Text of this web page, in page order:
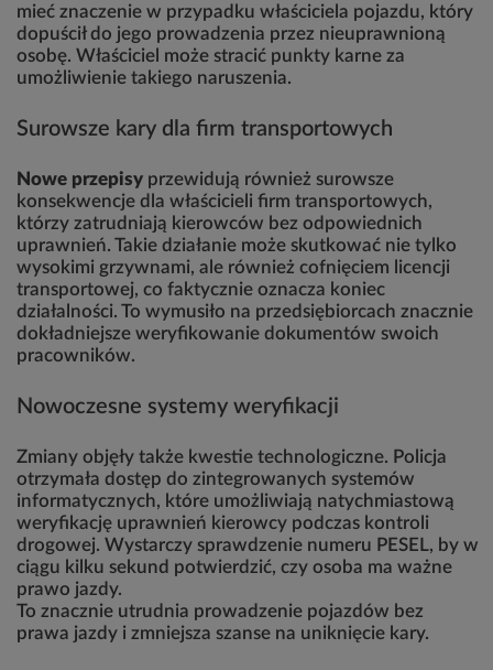
mieć znaczenie w przypadku właściciela pojazdu, który
dopuścił do jego prowadzenia przez nieuprawnioną
osobę. Właściciel może stracić punkty karne za
umożliwienie takiego naruszenia.
Surowsze kary dla firm transportowych
Nowe przepisy przewidują również surowsze
konsekwencje dla właścicieli firm transportowych,
którzy zatrudniają kierowców bez odpowiednich
uprawnień. Takie działanie może skutkować nie tylko
wysokimi grzywnami, ale również cofnięciem licencji
transportowej, co faktycznie oznacza koniec
działalności. To wymusiło na przedsiębiorcach znacznie
dokładniejsze weryfikowanie dokumentów swoich
pracowników.
Nowoczesne systemy weryfikacji
Zmiany objęły także kwestie technologiczne. Policja
otrzymała dostęp do zintegrowanych systemów
informatycznych, które umożliwiają natychmiastową
weryfikację uprawnień kierowcy podczas kontroli
drogowej. Wystarczy sprawdzenie numeru PESEL, by w
ciągu kilku sekund potwierdzić, czy osoba ma ważne
prawo jazdy.
To znacznie utrudnia prowadzenie pojazdów bez
prawa jazdy i zmniejsza szanse na uniknięcie kary.